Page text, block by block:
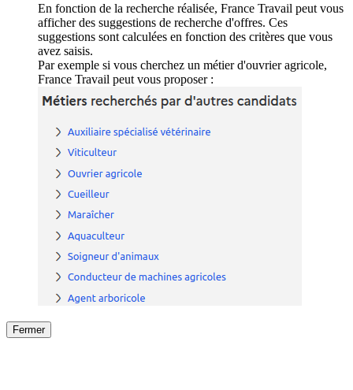
En fonction de la recherche réalisée, France Travail peut vous
afficher des suggestions de recherche d'offres. Ces
suggestions sont calculées en fonction des critères que vous
avez saisis.
Par exemple si vous cherchez un métier d'ouvrier agricole,
France Travail peut vous proposer :
Fermer